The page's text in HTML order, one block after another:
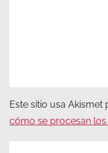
Este sitio usa Akismet
cómo se procesan